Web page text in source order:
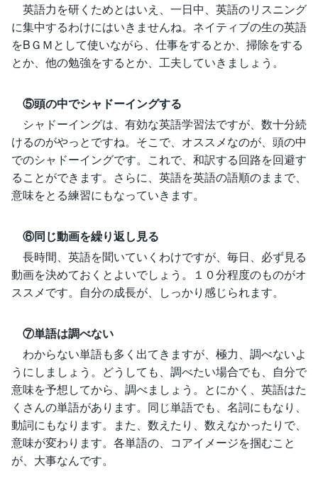
英語力を研くためとはいえ、一日中、英語のリスニング
に集中するわけにはいきませんね。ネイティブの生の英語
をBＧＭとして使いながら、仕事をするとか、掃除をする
とか、他の勉強をするとか、工夫していきましょう。
⑤頭の中でシャドーイングする
シャドーイングは、有効な英語学習法ですが、数十分続
けるのがやっとですね。そこで、オススメなのが、頭の中
でのシャドーイングです。これで、和訳する回路を回避す
ることができます。さらに、英語を英語の語順のままで、
意味をとる練習にもなっていきます。
⑥同じ動画を繰り返し見る
長時間、英語を聞いていくわけですが、毎日、必ず見る
動画を決めておくとよいでしょう。１０分程度のものがオ
ススメです。自分の成長が、しっかり感じられます。
⑦単語は調べない
わからない単語も多く出てきますが、極力、調べないよ
うにしましょう。どうしても、調べたい場合でも、自分で
意味を予想してから、調べましょう。とにかく、英語はた
くさんの単語があります。同じ単語でも、名詞にもなり、
動詞にもなります。また、数えたり、数えなかったりで、
意味が変わります。各単語の、コアイメージを掴むこと
が、大事なんです。